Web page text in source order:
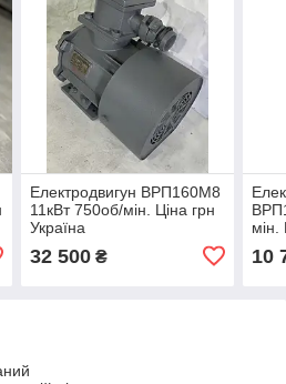
Електродвигун ВРП160М8
11кВт 750об/мін. Ціна грн
Україна
32 500₴
мін.
10